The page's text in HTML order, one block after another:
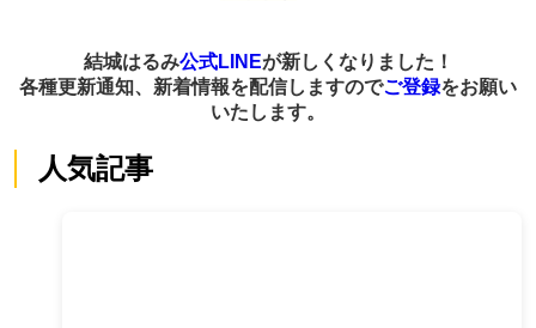
結城はるみ公式LINEが新しくなりました！
各種更新通知、新着情報を配信しますのでご登録をお願い
いたします。
人気記事